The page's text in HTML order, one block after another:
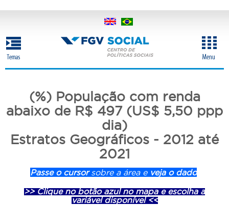
conteúdo
principal
(%) População com renda
abaixo de R$ 497 (US$ 5,50 ppp
dia)
Estratos Geográficos - 2012 até
2021
Passe o cursorsobre a área e veja o dado
>> Clique no botão azul no mapa e escolha a
variável disponível <<